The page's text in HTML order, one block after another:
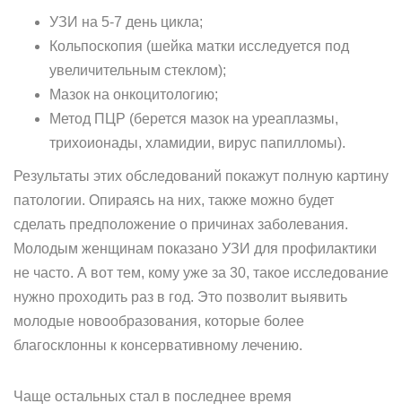
УЗИ на 5-7 день цикла;
Кольпоскопия (шейка матки исследуется под
увеличительным стеклом);
Мазок на онкоцитологию;
Метод ПЦР (берется мазок на уреаплазмы,
трихоионады, хламидии, вирус папилломы).
Результаты этих обследований покажут полную картину
патологии. Опираясь на них, также можно будет
сделать предположение о причинах заболевания.
Молодым женщинам показано УЗИ для профилактики
не часто. А вот тем, кому уже за 30, такое исследование
нужно проходить раз в год. Это позволит выявить
молодые новообразования, которые более
благосклонны к консервативному лечению.
Чаще остальных стал в последнее время